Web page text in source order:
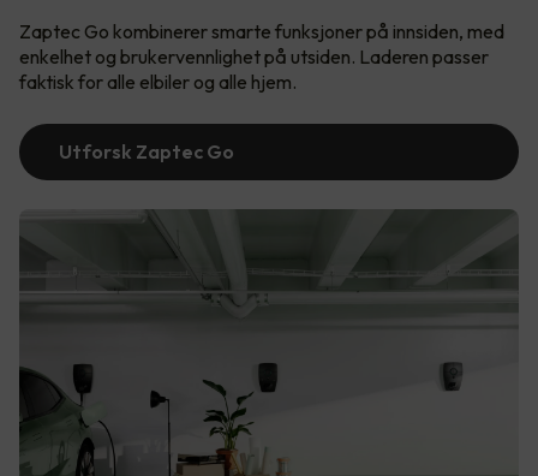
Zaptec Go kombinerer smarte funksjoner på innsiden, med
enkelhet og brukervennlighet på utsiden. Laderen passer
faktisk for alle elbiler og alle hjem.
Utforsk Zaptec Go